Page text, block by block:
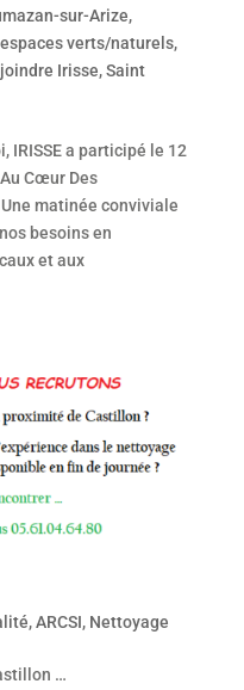
sur-Arize,
verts/naturels,
Irisse,Saint
IRISSE a participé le 12
Cœur Des
matinée conviviale
besoins en
et aux
,ARCSI, Nettoyage
…